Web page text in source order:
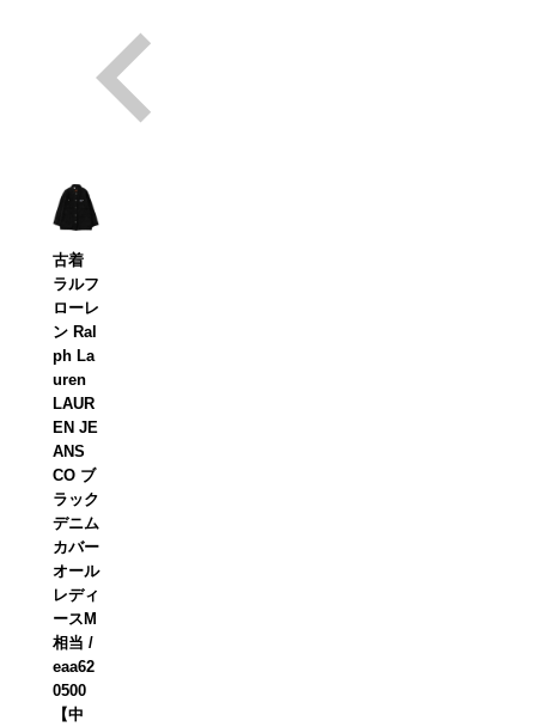
古着
ラルフ
ローレ
ン Ral
ph La
uren
LAUR
EN JE
ANS
CO ブ
ラック
デニム
カバー
オール
レディ
ースM
相当 /
eaa62
0500
【中